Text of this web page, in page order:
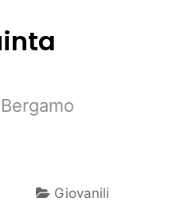
Giovanili